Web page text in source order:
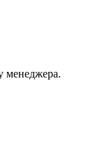
менеджера.